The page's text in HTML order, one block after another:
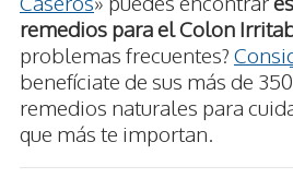
remedios para el Colon
problemas frecuentes?
benefíciate de sus más de
remedios naturales para
que más te importan.